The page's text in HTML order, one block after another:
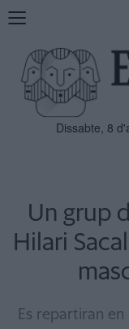
Mostra
navegació
Dissabte, 8
Un grup
Hilari
Es repartiran